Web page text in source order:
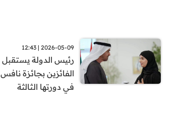
2026-05-09 | 12:43
رئيس الدولة يستقبل
الفائزين بجائزة نافس
في دورتها الثالثة